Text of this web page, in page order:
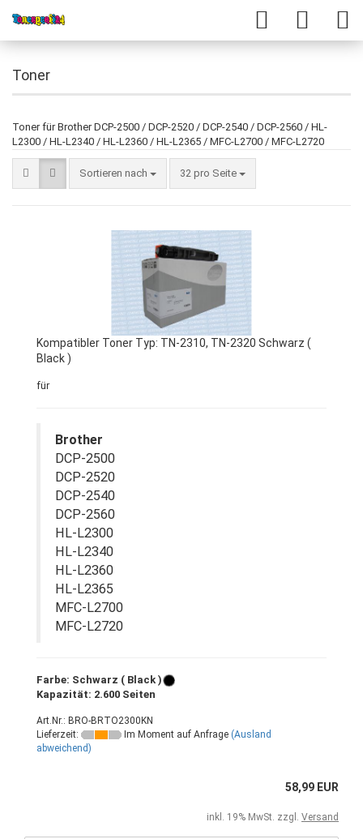
Toner
Toner für Brother DCP-2500 / DCP-2520 / DCP-2540 / DCP-2560 / HL-
L2300 / HL-L2340 / HL-L2360 / HL-L2365 / MFC-L2700 / MFC-L2720
Sortieren nach 32 pro Seite
Kompatibler Toner Typ: TN-2310, TN-2320 Schwarz (
Black )
für
Brother
DCP-2500
DCP-2520
DCP-2540
DCP-2560
HL-L2300
HL-L2340
HL-L2360
HL-L2365
MFC-L2700
MFC-L2720
Farbe: Schwarz ( Black )
Kapazität: 2.600 Seiten
Art.Nr.: BRO-BRTO2300KN
Lieferzeit:
Im Moment auf Anfrage (Ausland
abweichend)
58,99 EUR
inkl. 19% MwSt. zzgl. Versand